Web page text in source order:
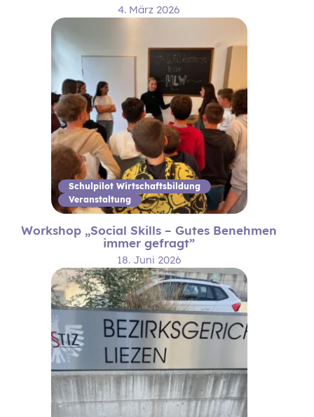
4. März 2026
Schulpilot Wirtschaftsbildung
Veranstaltung
Workshop „Social Skills – Gutes Benehmen
immer gefragt”
18. Juni 2026